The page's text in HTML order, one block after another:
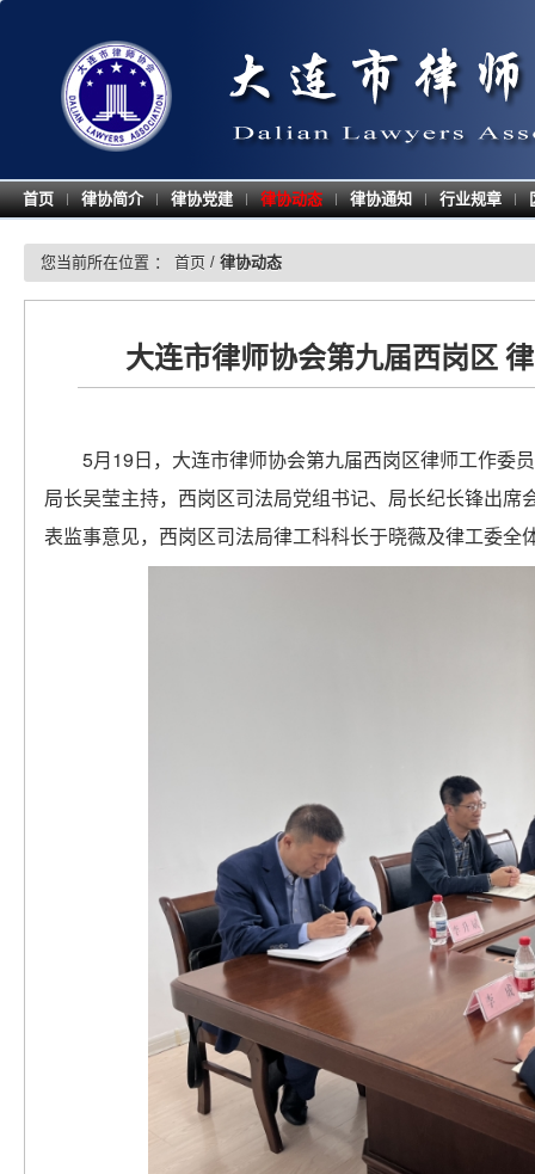
首页 | 律协简介 | 律协党建 | 律协动态 | 律协通知 | 行业规章 |
您当前所在位置 ： 首页 / 律协动态
大连市律师协会第九届西岗区
5月19日，大连市律师协会第九届西岗区律师工作委
局长吴莹主持，西岗区司法局党组书记、局长纪长锋出
表监事意见，西岗区司法局律工科科长于晓薇及律工委全